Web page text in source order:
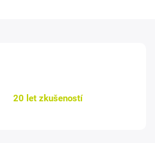
20 let zkušeností